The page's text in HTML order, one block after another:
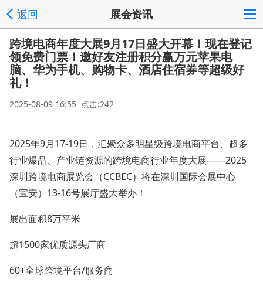
返回 展会资讯
跨境电商年度大展9月17日盛大开幕！现在登记
领免费门票！邀好友注册积分赢万元苹果电
脑、华为手机、购物卡、酒店住宿券等超级好
礼！
2025-08-09 16:55 点击:242
2025年9月17-19日，汇聚众多明星级跨境电商平台、超多
行业爆品、产业链资源的跨境电商行业年度大展——2025
深圳跨境电商展览会（CCBEC）将在深圳国际会展中心
（宝安）13-16号展厅盛大举办！
展出面积8万平米
超1500家优质源头厂商
60+全球跨境平台/服务商